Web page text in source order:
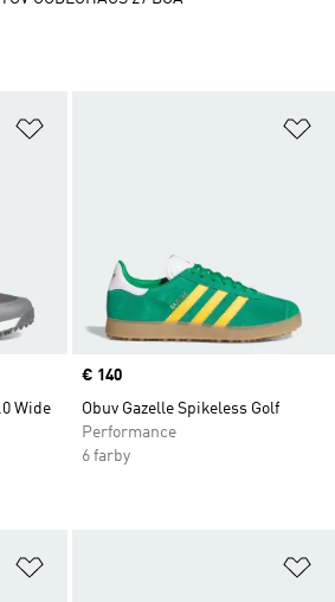
Pridať do zoznamu želaných
Wide
Price
€ 140
Obuv Gazelle Spikeless Golf
Performance
6 farby
Pridať do zoznamu želaných